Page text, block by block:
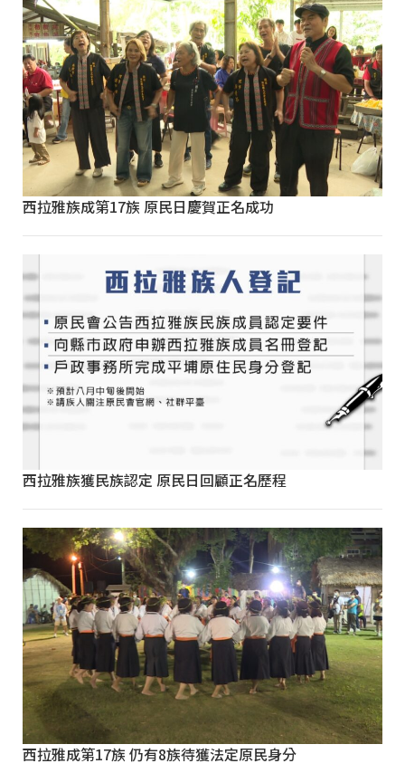
西拉雅族成第17族 原民日慶賀正名成功
西拉雅族獲民族認定 原民日回顧正名歷程
西拉雅成第17族 仍有8族待獲法定原民身分